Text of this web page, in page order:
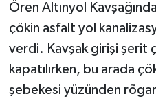
Ören Altınyol
çökin asfalt yol
verdi. Kavşak girişi şerit
kapatılırken, bu arada
şebekesi yüzünden rögar
Spor
Teknoloji